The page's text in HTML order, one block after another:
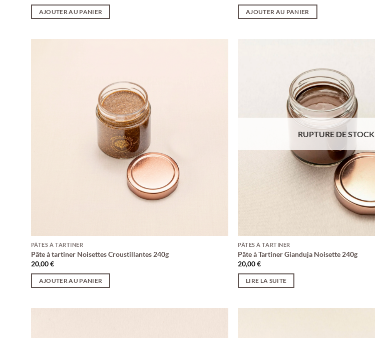
AJOUTER AU PANIER AJOUTER AU PANIER
PÂTES À TARTINER
Pâte à tartiner Noisettes Croustillantes 240g
20,00€
AJOUTER AU PANIER
RUPTURE DE STOCK
PÂTES À TARTINER
Pâte à Tartiner Gianduja Noisette 240g
20,00€
LIRE LA SUITE